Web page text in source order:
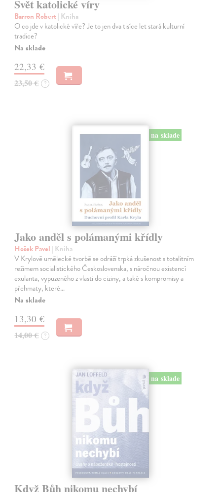
Svět katolické víry
Barron Robert| Kniha
O co jde v katolické víře? Je to jen dva tisíce let stará kulturní
tradice?
Na sklade
22,33 €
23,50 € ?
na sklade
Jako anděl s polámanými křídly
Hošek Pavel | Kniha
V Krylově umělecké tvorbě se odráží trpká zkušenost s totalitním
režimem socialistického Československa, s náročnou existencí
exulanta, vypuzeného z vlasti do ciziny, a také s kompromisy a
přehmaty, které…
Na sklade
13,30 €
14,00 € ?
na sklade
Když Bůh nikomu nechybí